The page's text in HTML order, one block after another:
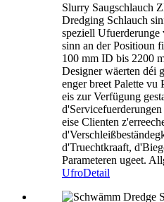
Slurry Saugschlauch
Dredging Schlauch
speziell
sinn an der Positioun
100 mm ID bis 2200
Designer wäerten déi
enger breet Palette vu
eis zur Verfügung
eise Clienten
d'Truechtkraaft,
Parameteren ugeet.
UfroDetail